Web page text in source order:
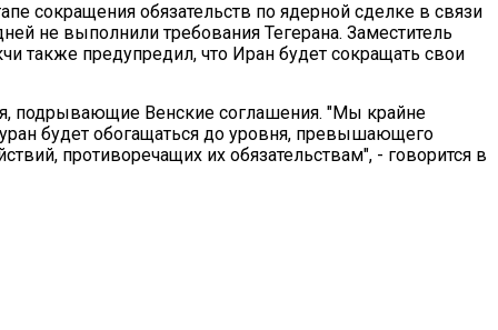
сокращения обязательств по ядерной сделке в связи
не выполнили требования Тегерана. Заместитель
также предупредил, что Иран будет сокращать свои
подрывающие Венские соглашения. "Мы крайне
будет обогащаться до уровня, превышающего
противоречащих их обязательствам", - говорится в